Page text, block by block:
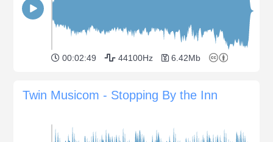
00:02:49 44100Hz 6.42Mb
Twin Musicom - Stopping By the Inn